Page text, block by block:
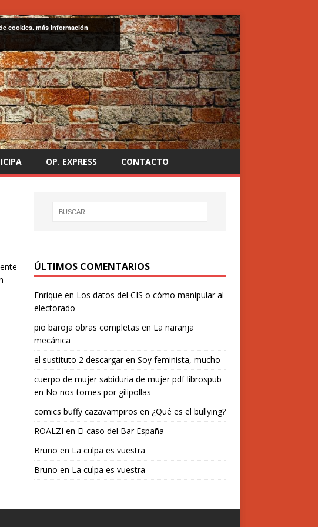
OP. EXPRESS CONTACTO
ÚLTIMOS COMENTARIOS
Enrique en Los datos del CIS o cómo manipular al
electorado
pio baroja obras completas en La naranja
mecánica
el sustituto 2 descargaren Soy feminista, mucho
cuerpo de mujer sabiduria de mujer pdf librospub
en No nos tomes por gilipollas
comics buffy cazavampiros en ¿Qué es el bullying?
ROALZI en El caso del Bar España
Bruno en La culpa es vuestra
Bruno en La culpa es vuestra
cookies.más información